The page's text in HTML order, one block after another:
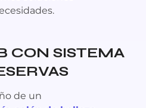
CON SISTEMA
de un